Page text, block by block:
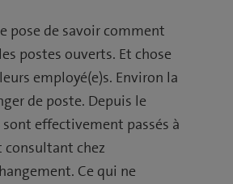
pose de savoir comment
postes ouverts. Et chose
employé(e)s. Environ la
de poste. Depuis le
effectivement passés à
consultant chez
Ce qui ne